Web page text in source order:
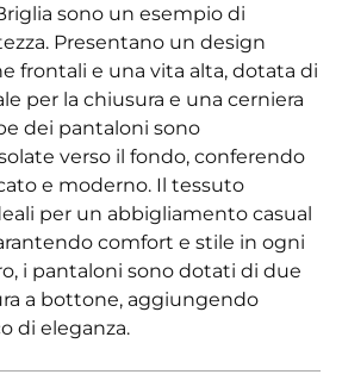
sono un esempio di
Presentano un design
frontali e una vita alta, dotata di
per la chiusura e una cerniera
dei pantaloni sono
verso il fondo, conferendo
e moderno. Il tessuto
per un abbigliamento casual
comfort e stile in ogni
i pantaloni sono dotati di due
a bottone, aggiungendo
di eleganza.